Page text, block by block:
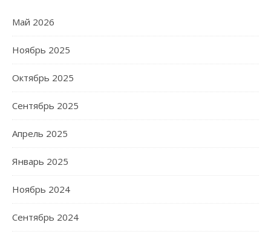
Май 2026
Ноябрь 2025
Октябрь 2025
Сентябрь 2025
Апрель 2025
Январь 2025
Ноябрь 2024
Сентябрь 2024